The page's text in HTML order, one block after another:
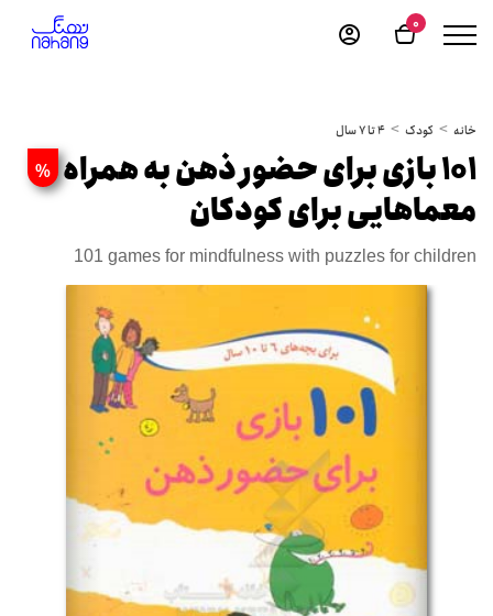
0
خانه کودک 4 تا 7 سال
% 101 بازی برای حضور ذهن به همراه
معماهایی برای کودکان
101 games for mindfulness with puzzles for children